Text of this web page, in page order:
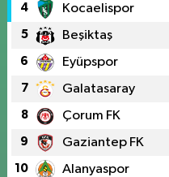
4 Kocaelispor
5 Beşiktaş
6 Eyüpspor
7 Galatasaray
8 Çorum FK
9 Gaziantep FK
10 Alanyaspor